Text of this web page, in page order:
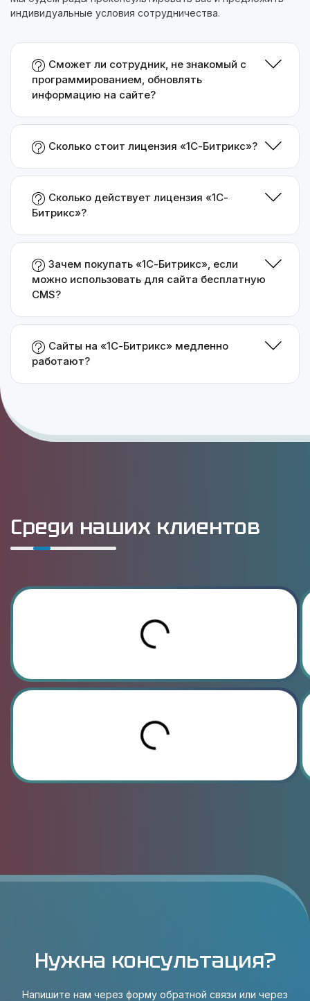
индивидуальные условия сотрудничества.
Сможет ли сотрудник, не знакомый с
программированием, обновлять
информацию на сайте?
Сколько стоит лицензия «1С-Битрикс»?
Сколько действует лицензия «1С-
Битрикс»?
Зачем покупать «1С-Битрикс», если
можно использовать для сайта бесплатную
CMS?
Сайты на «1С-Битрикс» медленно
работают?
Среди наших клиентов
Нужна консультация?
Напишите нам через форму обратной связи или через